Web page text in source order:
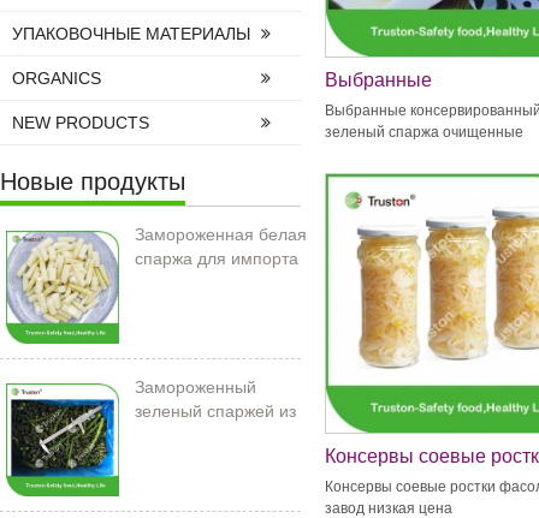
УПАКОВОЧНЫЕ МАТЕРИАЛЫ
ORGANICS
NEW PRODUCTS
Новые продукты
Замороженная белая
спаржа для импорта
Замороженный
зеленый спаржей из
Выбранные
консервированный
спаржа очищенные
Выбранные
зеленый спаржа очищенные
Консервы соевые
фасоли завод низкая
Консервы соевые ростки
завод низкая цена